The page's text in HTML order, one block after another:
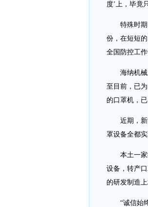
度’上，毕竟
特殊时期，
份，在短短
全国防控工作
海纳机械从
至目前，已
的口罩机，
近期，新闻
罩设备全都
本土一家纸
设备，转产
的研发制造
“诚信始终